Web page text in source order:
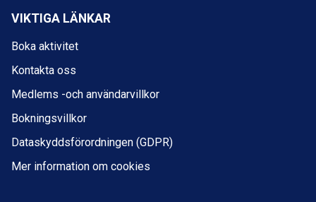
VIKTIGA LÄNKAR
Boka aktivitet
Kontakta oss
Medlems -och användarvillkor
Bokningsvillkor
Dataskyddsförordningen (GDPR)
Mer information om cookies